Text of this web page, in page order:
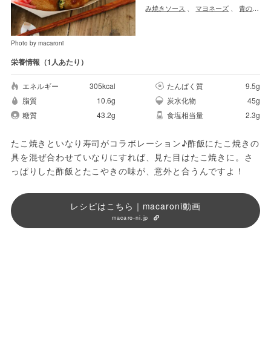
Photo by macaroni
み焼きソース
マヨネーズ 、青のり
栄養情報（1人あたり）
エネルギー 305kcal たんぱく質
9.5g
脂質
10.6g 炭水化物
45g
糖質
43.2g 食塩相当量 2.3g
たこ焼きといなり寿司がコラボレーション♪酢飯にたこ焼きの
具を混ぜ合わせていなりにすれば、見た目はたこ焼きに。さ
っぱりした酢飯とたこやきの味が、意外と合うんですよ！
レシピはこちら｜macaroni動画
macaro-ni.jp